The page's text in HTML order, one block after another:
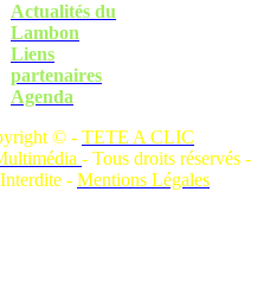
Actualités du
Lambon
Liens
partenaires
Agenda
© - TETE A CLIC
- Tous droits réservés -
- Mentions Légales